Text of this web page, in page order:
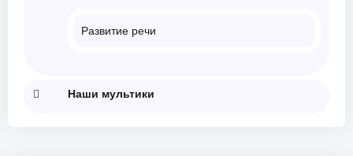
Развитие речи
Наши мультики